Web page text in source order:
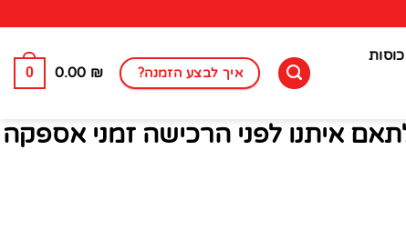
כוסות
איך לבצע הזמנה? 0.00 ₪
0
איתנו לפני הרכישה זמני אספקה